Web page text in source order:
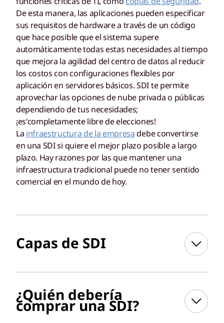
De esta manera, las aplicaciones pueden especificar
sus requisitos de hardware a través de un código
que hace posible que el sistema supere
automáticamente todas estas necesidades al tiempo
que mejora la agilidad del centro de datos al reducir
los costos con configuraciones flexibles por
aplicación en servidores básicos. SDI te permite
aprovechar las opciones de nube privada o públicas
dependiendo de tus necesidades;
¡es'completamente libre de elecciones!
La infraestructura de la empresadebe convertirse
en una SDI si quiere el mejor plazo posible a largo
plazo. Hay razones por las que mantener una
infraestructura tradicional puede no tener sentido
comercial en el mundo de hoy.
Capas de SDI
¿Quién debería
comprar una SDI?